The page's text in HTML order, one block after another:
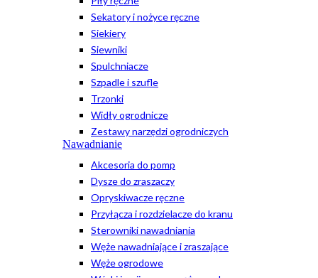
Sekatory i nożyce ręczne
Siekiery
Siewniki
Spulchniacze
Szpadle i szufle
Trzonki
Widły ogrodnicze
Zestawy narzędzi ogrodniczych
Nawadnianie
Akcesoria do pomp
Dysze do zraszaczy
Opryskiwacze ręczne
Przyłącza i rozdzielacze do kranu
Sterowniki nawadniania
Węże nawadniające i zraszające
Węże ogrodowe